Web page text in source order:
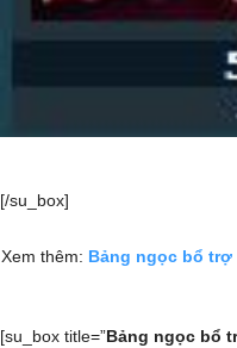
[/su_box]
Xem thêm: Bảng ngọc bổ trợ
[su_box title=”Bảng ngọc bổ